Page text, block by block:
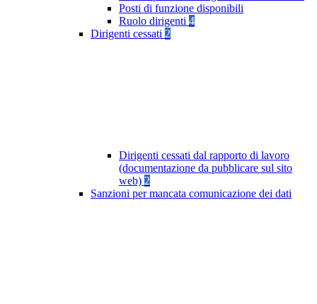
Posti di funzione disponibili
Ruolo dirigenti 4
Dirigenti cessati 2
Dirigenti cessati dal rapporto di lavoro
(documentazione da pubblicare sul sito
web) 2
Sanzioni per mancata comunicazione dei dati